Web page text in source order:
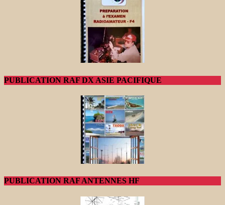
PUBLICATION RAF DX ASIE PACIFIQUE
PUBLICATION RAF ANTENNES HF